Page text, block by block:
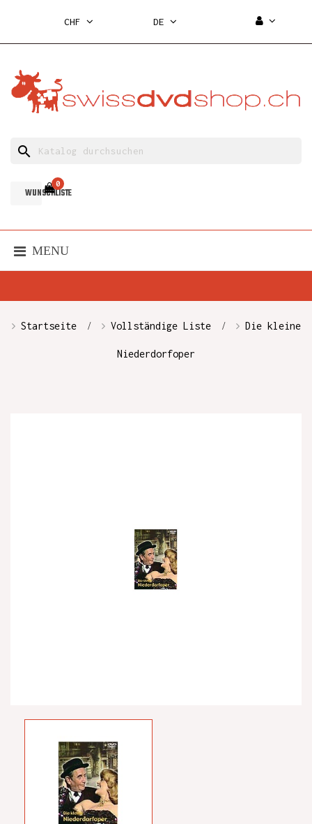
CHF DE
search
WUNSCHLISTE
0
MENU
Startseite Vollständige Liste Die kleine
Niederdorfoper